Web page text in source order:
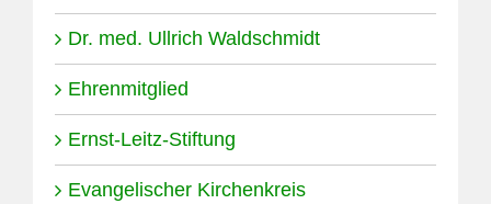
Dr. med. Ullrich Waldschmidt
Ehrenmitglied
Ernst-Leitz-Stiftung
Evangelischer Kirchenkreis